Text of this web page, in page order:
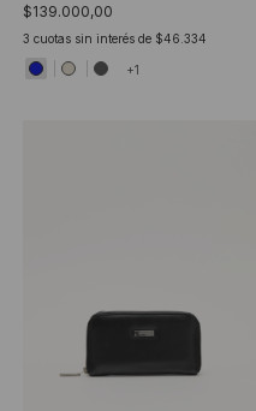
$139.000,00
3 cuotas sin interés de $46.334
+1